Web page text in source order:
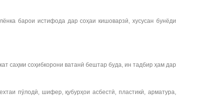
барои истифода дар соҳаи кишоварзӣ, хусусан бунёди
саҳми соҳибкорони ватанӣ бештар буда, ин тадбир ҳам дар
пӯлодӣ, шифер, қубурҳои асбестӣ, пластикӣ, арматура,